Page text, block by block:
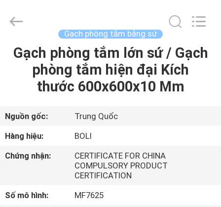
NHÀ
VIDEO
VỀ
TÔI
CERAMICS
Reserved.
Gạch phòng tắm bằng sứ
Gạch phòng tắm lớn sứ / Gạch
phòng tắm hiện đại Kích
thước 600x600x10 Mm
Nguồn gốc:
Trung Quốc
Hàng hiệu:
BOLI
Chứng nhận:
CERTIFICATE FOR CHINA
COMPULSORY PRODUCT
CERTIFICATION
Số mô hình:
MF7625